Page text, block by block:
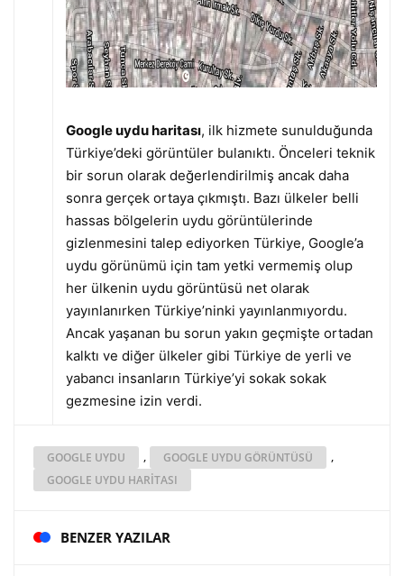
Google uydu haritası, ilk hizmete sunulduğunda
Türkiye’deki görüntüler bulanıktı. Önceleri teknik
bir sorun olarak değerlendirilmiş ancak daha
sonra gerçek ortaya çıkmıştı. Bazı ülkeler belli
hassas bölgelerin uydu görüntülerinde
gizlenmesini talep ediyorken Türkiye, Google’a
uydu görünümü için tam yetki vermemiş olup
her ülkenin uydu görüntüsü net olarak
yayınlanırken Türkiye’ninki yayınlanmıyordu.
Ancak yaşanan bu sorun yakın geçmişte ortadan
kalktı ve diğer ülkeler gibi Türkiye de yerli ve
yabancı insanların Türkiye’yi sokak sokak
gezmesine izin verdi.
GOOGLE UYDU , GOOGLE UYDU GÖRÜNTÜSÜ ,
GOOGLE UYDU HARITASI
BENZER YAZILAR